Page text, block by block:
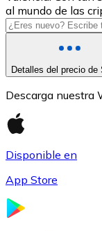
al mundo de las
Detalles del precio de
Descarga nuestra
Disponible en
App Store